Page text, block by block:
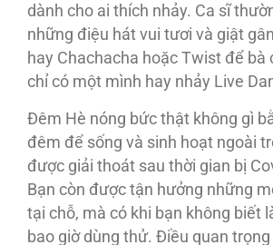
dành cho ai thích nhảy. Ca sĩ
những điệu hát vui tươi và giật
hay Chachacha hoặc Twist để bà
chỉ có một mình hay nhảy Live
Ðêm Hè nóng bức thật không gì
đêm để sống và sinh hoạt ngoài
được giải thoát sau thời gian bị
Bạn còn được tận hưởng những
tại chỗ, mà có khi bạn không biết
bao giờ dùng thử. Ðiều quan